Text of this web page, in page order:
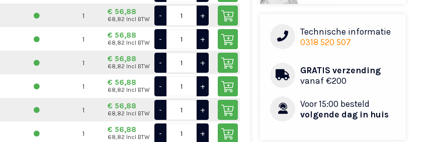
1 € 56,88
68,82 Incl BTW - +
1 € 56,88
68,82 Incl BTW - +
1 € 56,88
68,82 Incl BTW - +
1 € 56,88
68,82 Incl BTW - +
1 € 56,88
68,82 Incl BTW - +
1 € 56,88
68,82 Incl BTW - +
Technische informatie
0318 520 507
GRATIS verzending
vanaf €200​
Voor 15:00 besteld
volgende dag in huis